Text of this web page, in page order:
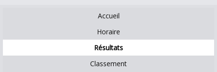
Accueil
Horaire
Résultats
Classement